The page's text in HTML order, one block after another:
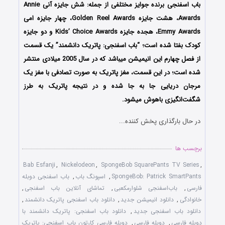
باب اسفنجی برنده جوایز مختلفی از جمله: شش جایزه آنی Annie
Awards، هشت جایزه Golden Reel Awards، چهار جایزه امی
Emmy Awards، هجده جایزه Kids’ Choice Awards و دو جایزه
کودک بفتا شده است؛ “باب اسفنجی: پاتریک دانشمند” یک قسمت
از فصل چهارم این انیمیشن میباشد که در سال 2005 میلادی منتشر
شده است؛ در این قسمت، مغز پاتریک به صورت تصادفی با مغز یک
مرجان دریایی جا به جا شده و در نتیجه پاتریک به طرز
شگفت‌انگیزی باهوش میشود.
در حال بارگذاری پخش کننده...
برچسب ها
Bab Esfanji, Nickelodeon, SpongeBob SquarePants TV Series,
SpongeBob: Patrick SmartPants
, اسپونگ باب , باب اسفنجی دوبله
فارسی , باب‌اسفنجی شلوارمکعبی , تماشای آنلاین باب اسفنجی ,
خانوادگی , دانلود انیمیشن جدید , دانلود باب اسفنجی پاتریک دانشمند ,
دانلود باب اسفنجی جدید , دانلود باب اسفنجی: پاتریک دانشمند با
دوبله فارسی , دوبله فارسی , دوبله فارسی کارتون باب اسفنجی: پاتریک